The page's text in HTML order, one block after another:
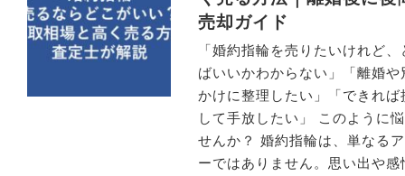
売却ガイド
「婚約指輪を売りたいけれど
ばいいかわからない」「離婚や
かけに整理したい」「できれば
して手放したい」 このように
せんか？ 婚約指輪は、単なる
ーではありません。思い出や感